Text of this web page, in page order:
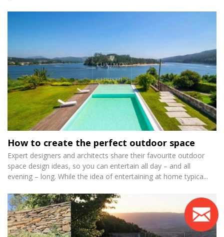
How to create the perfect outdoor space
Expert designers and architects share their favourite outdoor
space design ideas, so you can entertain all day – and all
evening – long. While the idea of entertaining at home typica...